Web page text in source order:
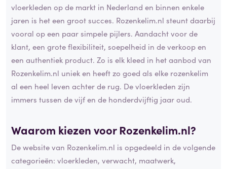
vloerkleden op de markt in Nederland en binnen enkele
jaren is het een groot succes. Rozenkelim.nl steunt daarbij
vooral op een paar simpele pijlers. Aandacht voor de
klant, een grote flexibiliteit, soepelheid in de verkoop en
een authentiek product. Zo is elk kleed in het aanbod van
Rozenkelim.nl uniek en heeft zo goed als elke rozenkelim
al een heel leven achter de rug. De vloerkleden zijn
immers tussen de vijf en de honderdvijftig jaar oud.
Waarom kiezen voor Rozenkelim.nl?
De website van Rozenkelim.nl is opgedeeld in de volgende
categorieën: vloerkleden, verwacht, maatwerk,